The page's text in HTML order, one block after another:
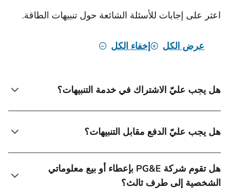
اعثر على إجابات للأسئلة الشائعة حول تنبيهات الطاقة.
عرض الكل إخفاء الكل
هل يجب عليّ الاشتراك في خدمة التنبيهات؟
هل يجب عليّ الدفع مقابل التنبيهات؟
هل تقوم شركة PG&E بإعطاء أو بيع معلوماتي
الشخصية إلى طرف ثالث؟